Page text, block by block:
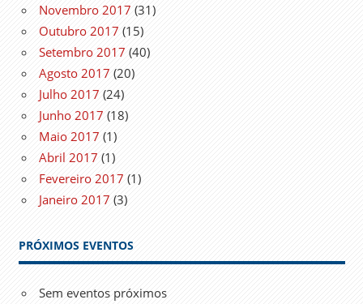
Novembro 2017 (31)
Outubro 2017 (15)
Setembro 2017 (40)
Agosto 2017 (20)
Julho 2017 (24)
Junho 2017 (18)
Maio 2017 (1)
Abril 2017 (1)
Fevereiro 2017 (1)
Janeiro 2017 (3)
PRÓXIMOS EVENTOS
Sem eventos próximos